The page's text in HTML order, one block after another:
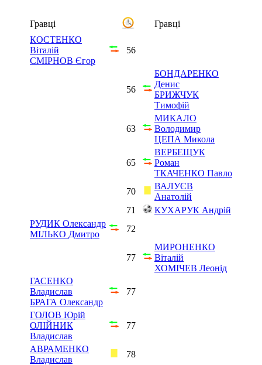
Гравці
Гравці
КОСТЕНКО
Віталій
СМІРНОВ Єгор
56
56
БОНДАРЕНКО
Денис
БРИЖЧУК
Тимофій
63
МИКАЛО
Володимир
ЦЕПА Микола
65
ВЕРБЕЩУК
Роман
ТКАЧЕНКО Павло
70
ВАЛУЄВ
Анатолій
71
КУХАРУК Андрій
РУДИК Олександр
МІЛЬКО Дмитро
72
77
МИРОНЕНКО
Віталій
ХОМІЧЕВ Леонід
ГАСЕНКО
Владислав
БРАГА Олександр
77
ГОЛОВ Юрій
ОЛІЙНИК
Владислав
77
АВРАМЕНКО
Владислав
78